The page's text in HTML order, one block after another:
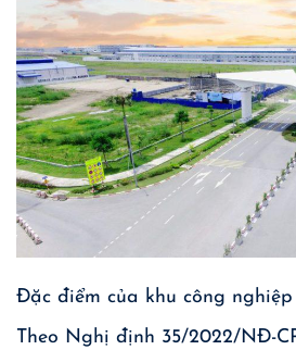
Đặc điểm của khu công
Theo Nghị định 35/2022/NĐ-